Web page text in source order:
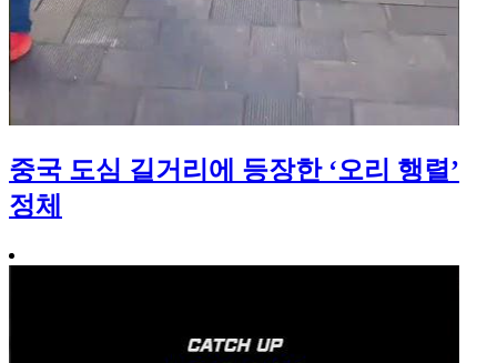
중국 도심 길거리에 등장한 ‘오리 행렬’
정체